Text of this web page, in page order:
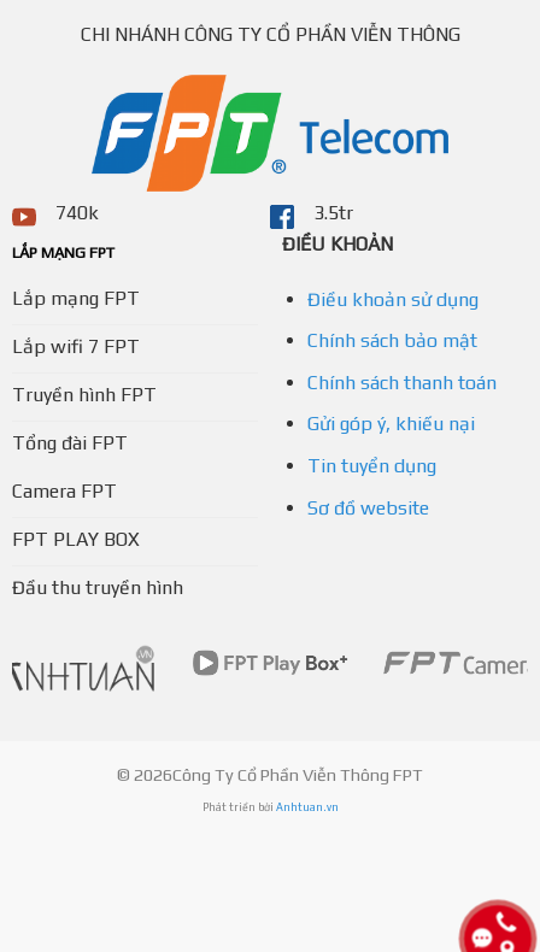
CHI NHÁNH CÔNG TY CỔ PHẦN VIỄN THÔNG
740k 3.5tr
LẮP MẠNG FPT
Lắp mạng FPT
Lắp wifi 7 FPT
Truyền hình FPT
Tổng đài FPT
Camera FPT
FPT PLAY BOX
Đầu thu truyền hình
ĐIỀU KHOẢN
Điều khoản sử dụng
Chính sách bảo mật
Chính sách thanh toán
Gửi góp ý, khiếu nại
Tin tuyển dụng
Sơ đồ website
© 2026Công Ty Cổ Phần Viễn Thông FPT
Phát triển bởi Anhtuan.vn